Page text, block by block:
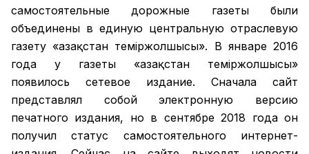
самостоятельные дорожные газеты были
объединены в единую центральную отраслевую
газету «Қазақстан темiржолшысы». В январе 2016
года у газеты «Қазақстан теміржолшысы»
появилось сетевое издание. Сначала сайт
представлял собой электронную версию
печатного издания, но в сентябре 2018 года он
получил статус самостоятельного интернет-